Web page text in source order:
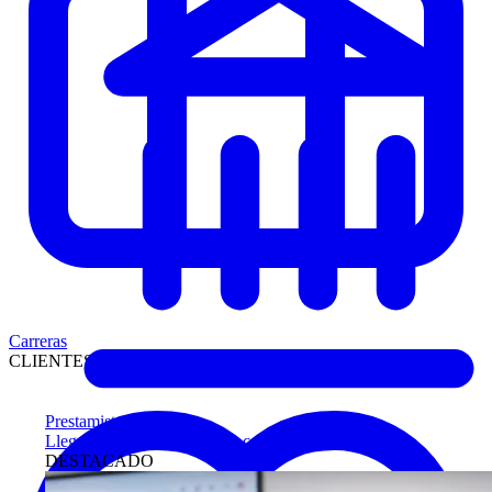
Prestamistas
Llegue antes a compradores calificados
DESTACADO
Carreras
CLIENTES